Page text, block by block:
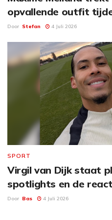
opvallende outfit
Door Stefan 4 Juli 2026
SPORT
Virgil van Dijk staat
spotlights en de
Door Bas 4 Juli 2026